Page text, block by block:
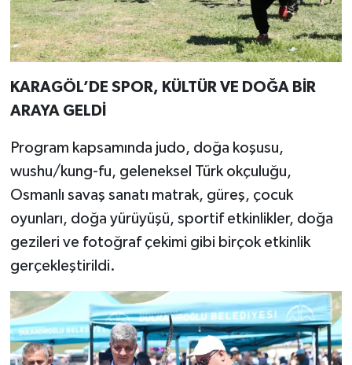
KARAGÖL’DE SPOR, KÜLTÜR VE DOĞA BİR
ARAYA GELDİ
Program kapsamında judo, doğa koşusu,
wushu/kung-fu, geleneksel Türk okçuluğu,
Osmanlı savaş sanatı matrak, güreş, çocuk
oyunları, doğa yürüyüşü, sportif etkinlikler, doğa
gezileri ve fotoğraf çekimi gibi birçok etkinlik
gerçekleştirildi.